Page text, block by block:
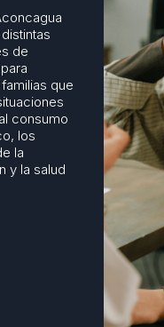
de
que
consumo
los
la
y la salud